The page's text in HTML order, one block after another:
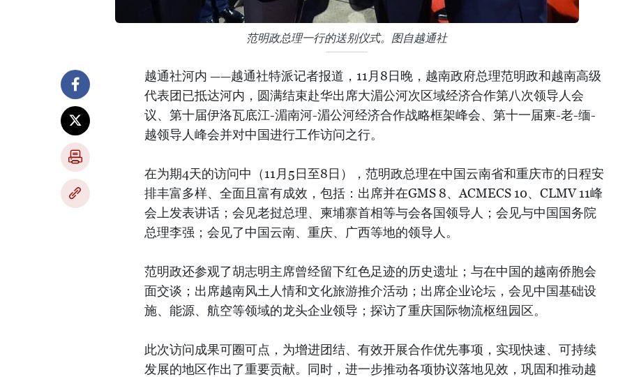
范明政总理一行的送别仪式。图自越通社
越通社河内 ——越通社特派记者报道，11月8日晚，越南政府总理范明政和越南高级
代表团已抵达河内，圆满结束赴华出席大湄公河次区域经济合作第八次领导人会
议、第十届伊洛瓦底江-湄南河-湄公河经济合作战略框架峰会、第十一届柬-老-缅-
越领导人峰会并对中国进行工作访问之行。
在为期4天的访问中（11月5日至8日），范明政总理在中国云南省和重庆市的日程安
排丰富多样、全面且富有成效，包括：出席并在GMS 8、ACMECS 10、CLMV 11峰
会上发表讲话；会见老挝总理、柬埔寨首相等与会各国领导人；会见与中国国务院
总理李强；会见了中国云南、重庆、广西等地的领导人。
范明政还参观了胡志明主席曾经留下红色足迹的历史遗址；与在中国的越南侨胞会
面交谈；出席越南风土人情和文化旅游推介活动；出席企业论坛，会见中国基础设
施、能源、航空等领域的龙头企业领导；探访了重庆国际物流枢纽园区。
此次访问成果可圈可点，为增进团结、有效开展合作优先事项，实现快速、可持续
发展的地区作出了重要贡献。同时，进一步推动各项协议落地见效，巩固和推动越